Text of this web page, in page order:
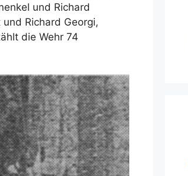
und Richard
Richard Georgi,
die Wehr 74